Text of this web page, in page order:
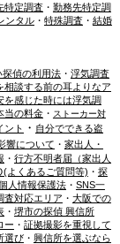
特定調査・ 勤務先特定調
ンタル・ 特殊調査・ 結婚
偵の利用法・ 浮気調査
相談する前の耳よりなア
を感じた時には浮気調
当の料金・ ストーカー対
ント ・ 自分でできる盗
響について ・ 家出人・
・ 行方不明者届（家出人
(よくあるご質問等) ・ 探
人情報保護法・ SNS一
査対応エリア ・ 大阪での
・ 堺市の探偵 興信所
ー ・ 証拠撮影を重視して
選び・ 興信所を選ぶなら